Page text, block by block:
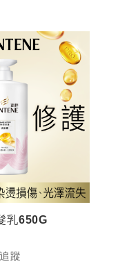
乳650G
蹤